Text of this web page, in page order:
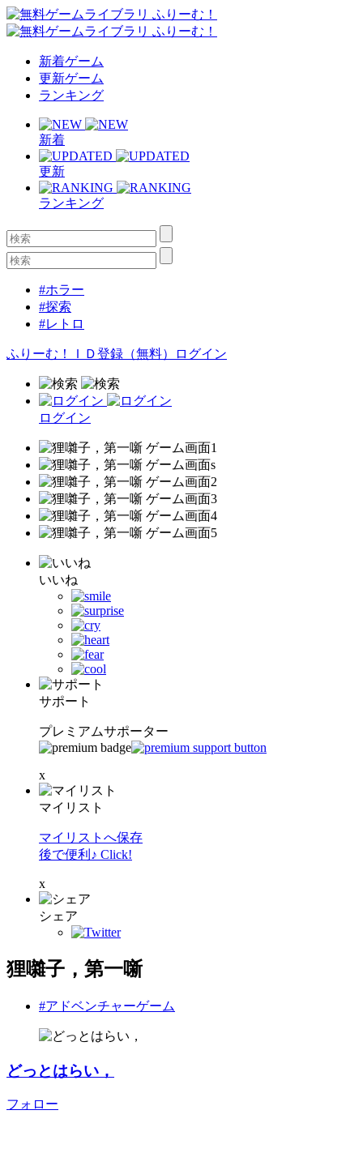
新着ゲーム
更新ゲーム
ランキング
新着
更新
ランキング
#ホラー
#探索
#レトロ
ふりーむ！ＩＤ登録（無料） ログイン
ログイン
いいね
サポート
プレミアムサポーター
x
マイリスト
マイリストへ保存
後で便利♪ Click!
x
シェア
狸囃子，第一噺
#アドベンチャーゲーム
どっとはらい，
フォロー